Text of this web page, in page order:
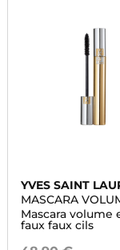
YVES SAINT
MASCARA
EFFET FAUX CILS
Mascara volume
faux faux cils